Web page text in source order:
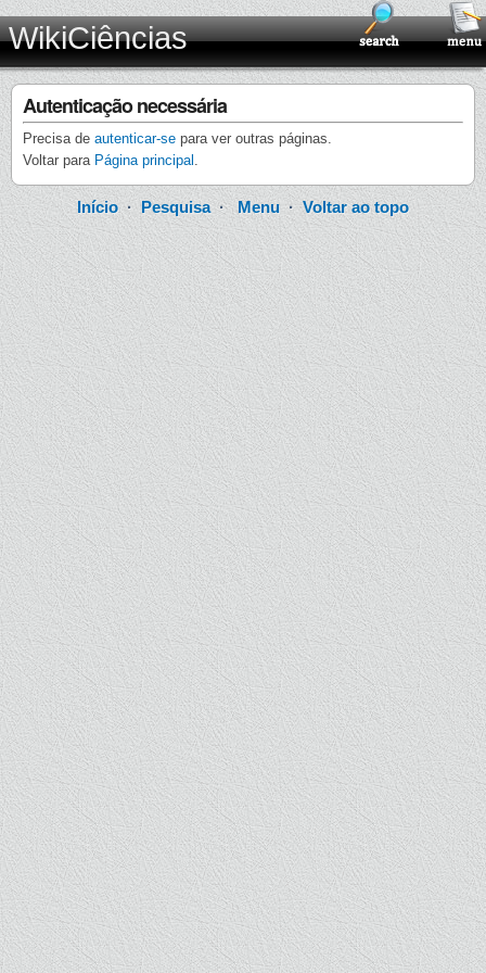
WikiCiências
Autenticação necessária
Precisa de autenticar-se para ver outras páginas.
Voltar para Página principal .
Início · Pesquisa·Menu ·Voltar ao topo